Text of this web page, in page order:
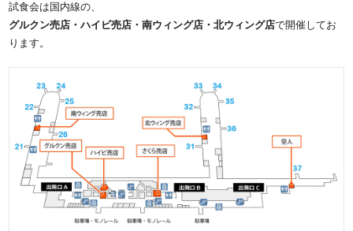
試食会は国内線の、
グルクン売店・ハイビ売店・南ウィング店・北ウィング店で開催してお
ります。